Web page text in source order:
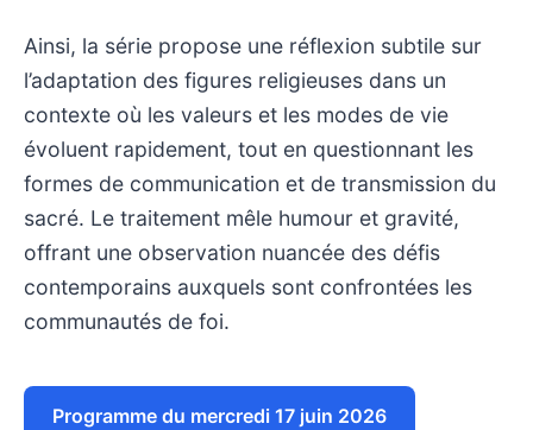
Ainsi, la série propose une réflexion subtile sur
l’adaptation des figures religieuses dans un
contexte où les valeurs et les modes de vie
évoluent rapidement, tout en questionnant les
formes de communication et de transmission du
sacré. Le traitement mêle humour et gravité,
offrant une observation nuancée des défis
contemporains auxquels sont confrontées les
communautés de foi.
Programme du mercredi 17 juin 2026